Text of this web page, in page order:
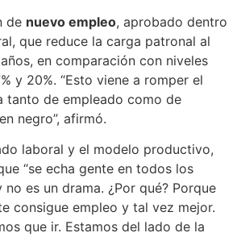
de nuevo empleo, aprobado dentro
que reduce la carga patronal al
en comparación con niveles
y 20%. “Esto viene a romper el
tanto de empleado como de
negro”, afirmó.
laboral y el modelo productivo,
“se echa gente en todos los
es un drama. ¿Por qué? Porque
consigue empleo y tal vez mejor.
que ir. Estamos del lado de la